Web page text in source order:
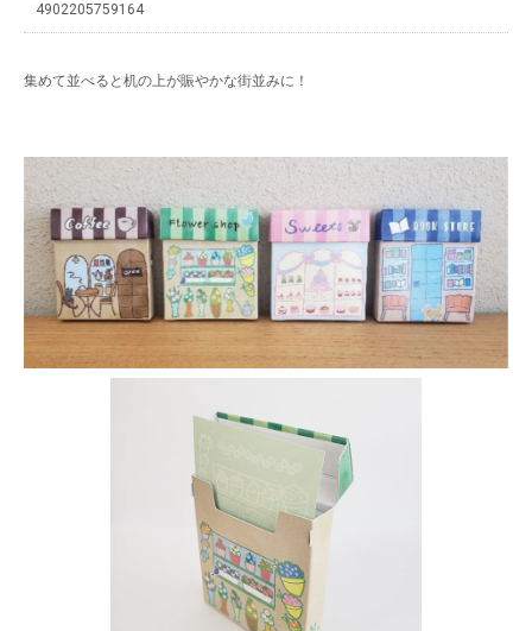
4902205759164
集めて並べると机の上が賑やかな街並みに！